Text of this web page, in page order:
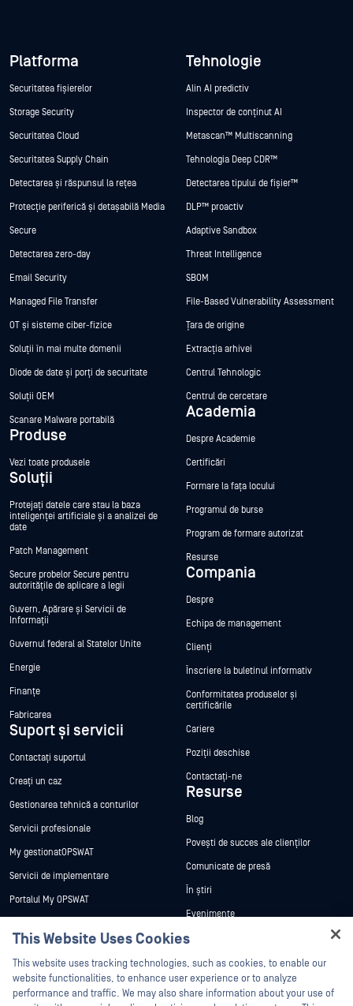
Platforma
Securitatea fișierelor
Storage Security
Securitatea Cloud
Securitatea Supply Chain
Detectarea și răspunsul la rețea
Protecție periferică și detașabilă Media
Secure
Detectarea zero-day
Email Security
Managed File Transfer
OT și sisteme ciber-fizice
Soluții în mai multe domenii
Diode de date și porți de securitate
Soluții OEM
Scanare Malware portabilă
Produse
Vezi toate produsele
Soluții
Protejați datele care stau la baza
inteligenței artificiale și a analizei de
date
Patch Management
Secure probelor Secure pentru
autoritățile de aplicare a legii
Guvern, Apărare și Servicii de
Informații
Guvernul federal al Statelor Unite
Energie
Finanțe
Fabricarea
Suport și servicii
Contactați suportul
Creați un caz
Gestionarea tehnică a conturilor
Servicii profesionale
My gestionatOPSWAT
Servicii de implementare
Portalul My OPSWAT
vulnerabilităților
Parteneri
Tehnologie
Alin AI predictiv
Inspector de conținut AI
Metascan™ Multiscanning
Tehnologia Deep CDR™
Detectarea tipului de fișier™
DLP™ proactiv
Adaptive Sandbox
Threat Intelligence
SBOM
File-Based Vulnerability Assessment
Țara de origine
Extracția arhivei
Centrul Tehnologic
Centrul de cercetare
Academia
Despre Academie
Certificări
Formare la fața locului
Programul de burse
Program de formare autorizat
Resurse
Compania
Despre
Echipa de management
Clienți
Înscriere la buletinul informativ
Conformitatea produselor și
certificările
Cariere
Poziții deschise
Contactați-ne
Resurse
Blog
Povești de succes ale clienților
Comunicate de presă
În știri
Evenimente
Webinare
Fișe de date
Cărți albe
This Website Uses Cookies
This website uses tracking technologies, such as cookies, to enable our
website functionalities, to enhance user experience or to analyze
performance and traffic. We may also share information about your use of
Hey there!
I'm Ozzy, your OPSWAT virtual assistant.
How can I help you secure what's critical